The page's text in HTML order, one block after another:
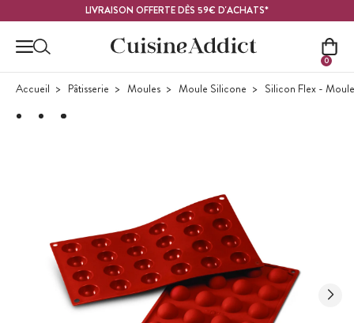
LIVRAISON OFFERTE DÈS 59€ D'ACHATS*
0
Accueil Pâtisserie Moules Moule Silicone Silicon Flex -